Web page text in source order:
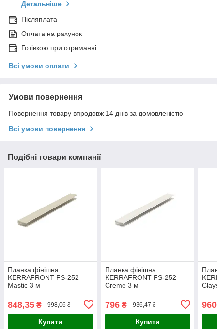
Детальніше
Післяплата
Оплата на рахунок
Готівкою при отриманні
Всі умови оплати
Умови повернення
Повернення товару впродовж 14 днів за домовленістю
Всі умови повернення
Подібні товари компанії
Планка фінішна
KERRAFRONT FS-252
Mastic 3 м
848,35 ₴ 998,06 ₴
Купити
Планка фінішна
KERRAFRONT FS-252
Creme 3 м
796₴ 936,47 ₴
Купити